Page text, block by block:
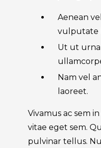
Aenean
vulputate
Ut ut
Nam vel
laoreet.
Vivamus ac sem
vitae eget sem.
pulvinar tellus.